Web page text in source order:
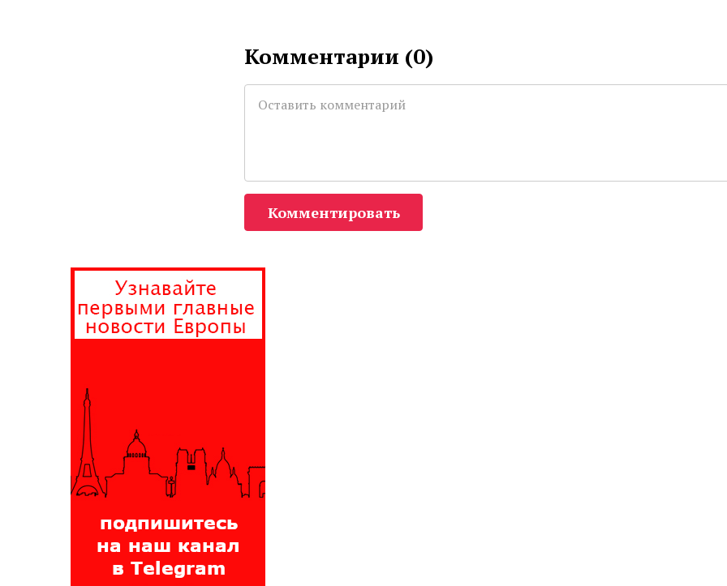
Комментарии (0)
Комментировать